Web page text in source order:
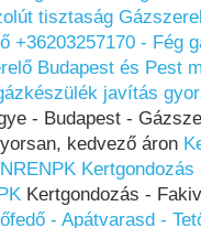
tisztaság
+36203257170 - Fég
Budapest és Pest
javítás
- Budapest -
kedvező áron
Kertgondozás -
- Apátvarasd -